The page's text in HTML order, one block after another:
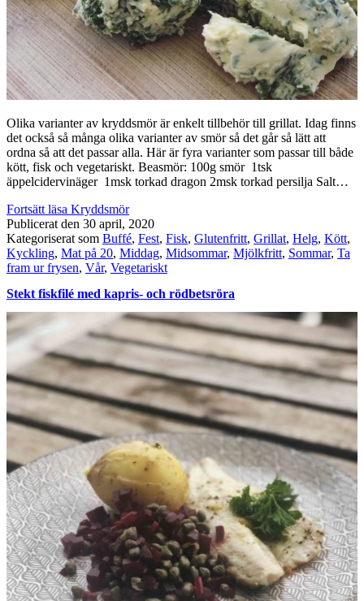
Olika varianter av kryddsmör är enkelt tillbehör till grillat. Idag finns
det också så många olika varianter av smör så det går så lätt att
ordna så att det passar alla. Här är fyra varianter som passar till både
kött, fisk och vegetariskt. Beasmör: 100g smör 1tsk
äppelcidervinäger 1msk torkad dragon 2msk torkad persilja Salt…
Fortsätt läsa Kryddsmör
Publicerat den 30 april, 2020
Kategoriserat som Buffé, Fest, Fisk, Glutenfritt, Grillat, Helg, Kött,
Kyckling, Mat på 20, Middag, Midsommar, Mjölkfritt, Sommar, Ta
fram ur frysen, Vår, Vegetariskt
Stekt fiskfilé med kapris- och rödbetsröra